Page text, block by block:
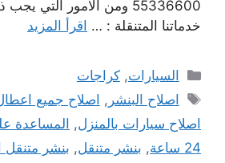
55336600 ومن الامور التي
خدماتنا المتنقلة : … اقرأ المزيد
التصنيفات
السيارات,كراجات
الوسوم
اصلاح البنشر , اصلاح جميع
اصلاح سيارات بالمنزل, المساعدة
24 ساعة
, بنشر متنقل, بنشر متنقل